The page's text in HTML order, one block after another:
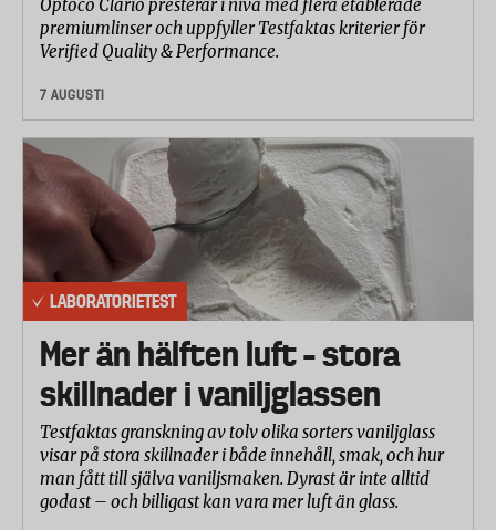
faktura, handla på avbetalning eller ta ett lån.
Har man inte handlat eller sökt något lån hos det
företag som begärt upplysningen om en kan man
misstänka att en bedragare är i farten.
Om man polisanmäler bedrägeriförsöket och visar
upp polisanmälan kan man hindra att
kreditupplysningsföretaget lämnar ut uppgifter
om en till flera. Då förhindrar man också att fler
krediter beviljas.
Tjänster för id-skydd
Flera företag säljer id-bevakningstjänster, bland
annat de stora kreditupplysningsföretagen UC
och Bisnode. Bland annat meddelas du per sms
eller mejl om dina uppgifter ändras i offentliga
Optoco Clario presterar i nivå med flera etablerade
premiumlinser och uppfyller Testfaktas kriterier för
Verified Quality & Performance.
7 AUGUSTI
LABORATORIETEST
Mer än hälften luft – stora
skillnader i vaniljglassen
Testfaktas granskning av tolv olika sorters vaniljglass
visar på stora skillnader i både innehåll, smak, och hur
man fått till själva vaniljsmaken. Dyrast är inte alltid
godast – och billigast kan vara mer luft än glass.